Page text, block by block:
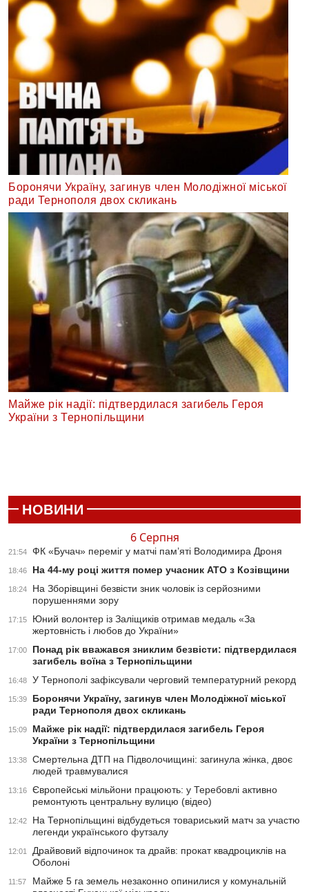
Боронячи Україну, загинув член Молодіжної міської
ради Тернополя двох скликань
Майже рік надії: підтвердилася загибель Героя
України з Тернопільщини
НОВИНИ
6 Серпня
21:54 ФК «Бучач» переміг у матчі пам’яті Володимира Дроня
18:46 На 44-му році життя помер учасник АТО з Козівщини
18:24
На Зборівщині безвісти зник чоловік із серйозними
порушеннями зору
17:15
Юний волонтер із Заліщиків отримав медаль «За
жертовність і любов до України»
17:00
Понад рік вважався зниклим безвісти: підтвердилася
загибель воїна з Тернопільщини
16:48 У Тернополі зафіксували черговий температурний рекорд
15:39
Боронячи Україну, загинув член Молодіжної міської
ради Тернополя двох скликань
15:09
Майже рік надії: підтвердилася загибель Героя
України з Тернопільщини
13:38
Смертельна ДТП на Підволочищині: загинула жінка, двоє
людей травмувалися
13:16
Європейські мільйони працюють: у Теребовлі активно
ремонтують центральну вулицю (відео)
12:42
На Тернопільщині відбудеться товариський матч за участю
легенди українського футзалу
12:01
Драйвовий відпочинок та драйв: прокат квадроциклів на
Оболоні
11:57
Майже 5 га земель незаконно опинилися у комунальній